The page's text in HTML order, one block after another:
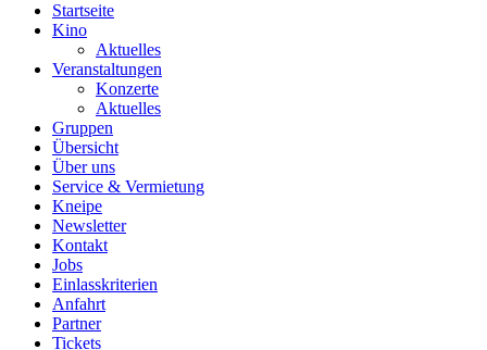
Startseite
Kino
Aktuelles
Veranstaltungen
Konzerte
Aktuelles
Gruppen
Übersicht
Über uns
Service & Vermietung
Kneipe
Newsletter
Kontakt
Jobs
Einlasskriterien
Anfahrt
Partner
Tickets